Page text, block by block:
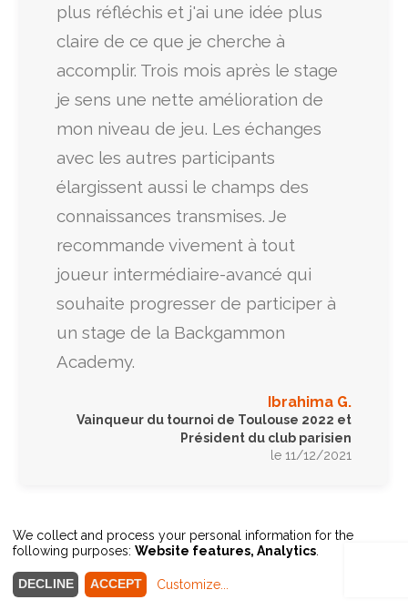
plus réfléchis et j'ai une idée plus
claire de ce que je cherche à
accomplir. Trois mois après le stage
je sens une nette amélioration de
mon niveau de jeu. Les échanges
avec les autres participants
élargissent aussi le champs des
connaissances transmises. Je
recommande vivement à tout
joueur intermédiaire-avancé qui
souhaite progresser de participer à
un stage de la Backgammon
Academy.
Ibrahima G.
Vainqueur du tournoi de Toulouse 2022 et
Président du club parisien
le 11/12/2021
We collect and process your personal information for the
following purposes: Website features, Analytics
DECLINE ACCEPT Customize...